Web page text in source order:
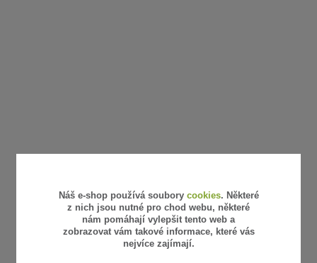
Náš e-shop používá soubory cookies. Některé
z nich jsou nutné pro chod webu, některé
nám pomáhají vylepšit tento web a
zobrazovat vám takové informace, které vás
nejvíce zajímají.